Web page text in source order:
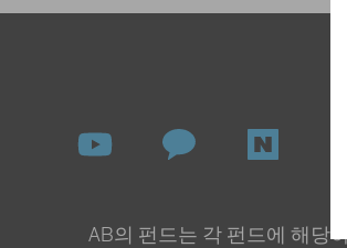
AB의 펀드는 각 펀드에 해당